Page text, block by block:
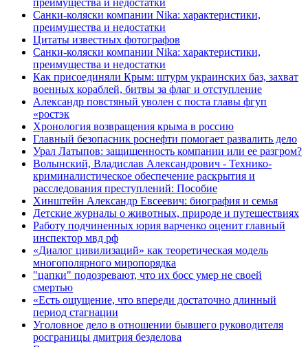
преимущества и недостатки
Санки-коляски компании Nika: характеристики,
преимущества и недостатки
Цитаты известных фотографов
Санки-коляски компании Nika: характеристики,
преимущества и недостатки
Как присоединяли Крым: штурм украинских баз, захват
военных кораблей, битвы за флаг и отступление
Александр повстяный уволен с поста главы фгуп
«ростэк
Хронология возвращения крыма в россию
Главный безопасник роснефти помогает развалить дело
Урал Латыпов: защищенность компании или ее разгром?
Волынский, Владислав Александрович - Технико-
криминалистическое обеспечение раскрытия и
расследования преступлений: Пособие
Хинштейн Александр Евсеевич: биография и семья
Детские журналы о животных, природе и путешествиях
Работу подчиненных юрия варченко оценит главный
инспектор мвд рф
«Диалог цивилизаций» как теоретическая модель
многополярного миропорядка
"цапки" подозревают, что их босс умер не своей
смертью
«Есть ощущение, что впереди достаточно длинный
период стагнации
Уголовное дело в отношении бывшего руководителя
росграницы дмитрия безделова